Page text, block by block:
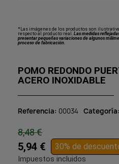
*Las imágenes de los productos son
respecto al producto real. Las medidas
presentar pequeñas variaciones de algunos
proceso de fabricación.
POMO REDONDO
ACERO INOXIDABLE
Referencia 00034 Categoría
8,48 €
5,94 € 30% de
Impuestos incluidos